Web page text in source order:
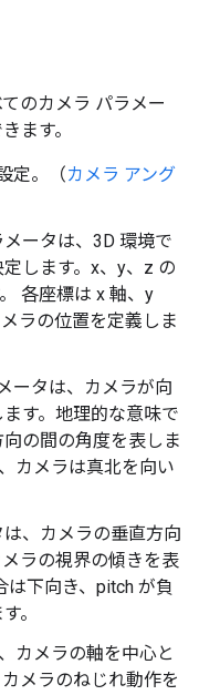
のカメラ パラメー
ます。
定。（カメラ アング
ータは、3D 環境で
します。x、y、z の
各座標は x 軸、y
ラの位置を定義しま
ータは、カメラが向
す。地理的な意味で
の間の角度を表しま
カメラは真北を向い
、カメラの垂直方向
ラの視界の傾きを表
は下向き、pitch が負
。
カメラの軸を中心と
メラのねじれ動作を